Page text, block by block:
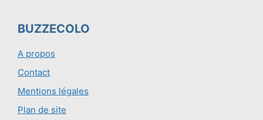
BUZZECOLO
A propos
Contact
Mentions légales
Plan de site